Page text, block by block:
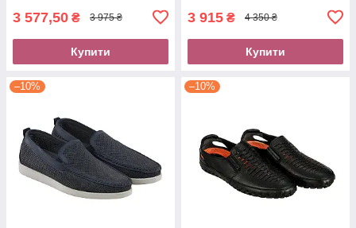
3 577,50 ₴ 3 975 ₴
Купити
3 915 ₴ 4 350 ₴
Купити
–10% –10%